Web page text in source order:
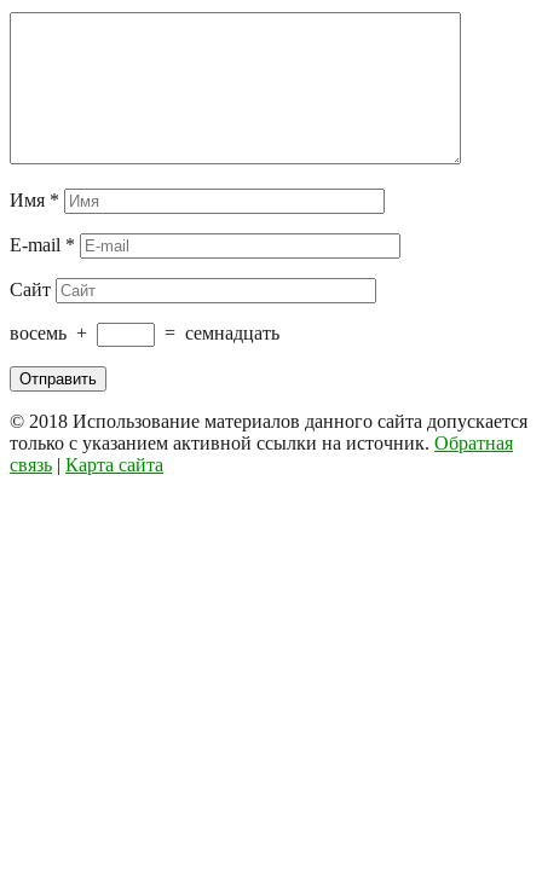
Имя *
E-mail *
Сайт
восемь + = семнадцать
© 2018 Использование материалов данного сайта допускается
только с указанием активной ссылки на источник. Обратная
связь | Карта сайта